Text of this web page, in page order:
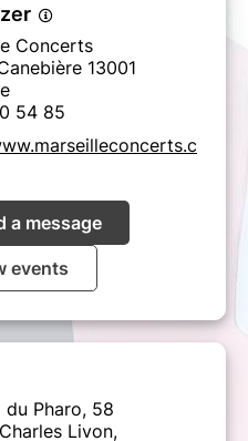
Concerts
13001
54 85
a message
events
Pharo, 58
Livon,